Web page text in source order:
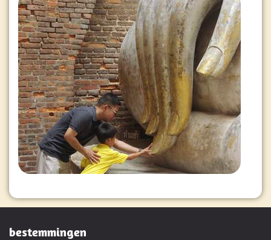
bestemmingen